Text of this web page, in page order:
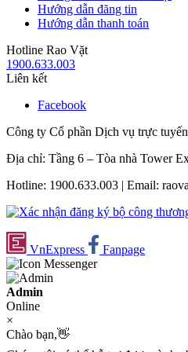
Hướng dẫn đăng tin
Hướng dẫn thanh toán
Hotline Rao Vặt
1900.633.003
Liên kết
Facebook
Công ty Cổ phần Dịch vụ trực
Địa chỉ: Tầng 6 – Tòa nhà Tower
Hotline: 1900.633.003 | Email:
VnExpress Fanpage
Admin
Online
×
Chào bạn,👋